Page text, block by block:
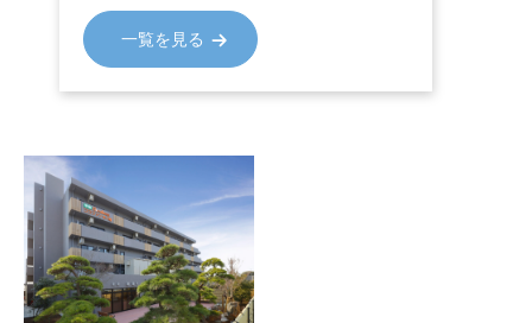
一覧を見る
類似する物件